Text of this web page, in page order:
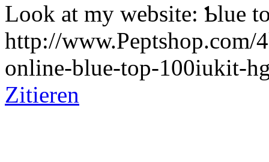
Loοk at my website: Ƅlue
http://www.Peptshop.com/
online-blue-top-100iukit-
Zitieren